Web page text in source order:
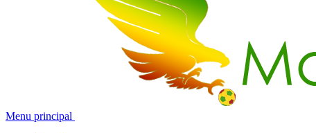
Menu principal